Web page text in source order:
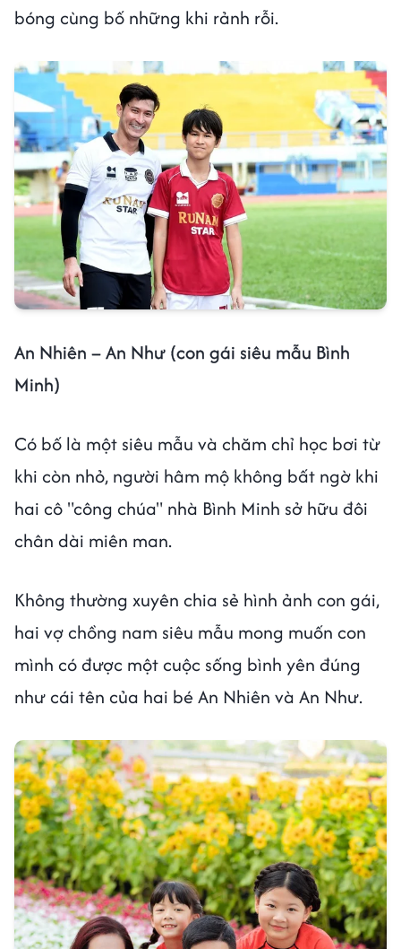
bóng cùng bố những khi rảnh rỗi.
An Nhiên – An Như (con gái siêu mẫu Bình
Minh)
Có bố là một siêu mẫu và chăm chỉ học bơi từ
khi còn nhỏ, người hâm mộ không bất ngờ khi
hai cô "công chúa" nhà Bình Minh sở hữu đôi
chân dài miên man.
Không thường xuyên chia sẻ hình ảnh con gái,
hai vợ chồng nam siêu mẫu mong muốn con
mình có được một cuộc sống bình yên đúng
như cái tên của hai bé An Nhiên và An Như.